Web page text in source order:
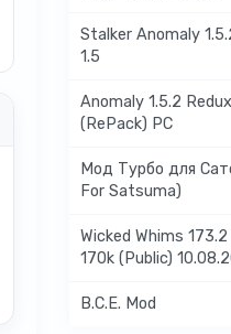
Stalker Anomaly
1.5
Anomaly 1.5.2
(RePack) PC
Мод Турбо для
For Satsuma)
Wicked Whims
170k (Public)
B.C.E. Mod